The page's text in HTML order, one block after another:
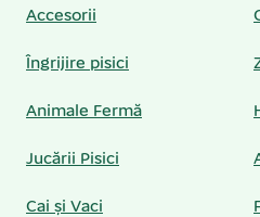
Accesorii
Îngrijire pisici
Animale Fermă
Jucării Pisici
Cai și Vaci